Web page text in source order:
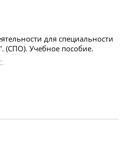
для специальности
(СПО). Учебное пособие.